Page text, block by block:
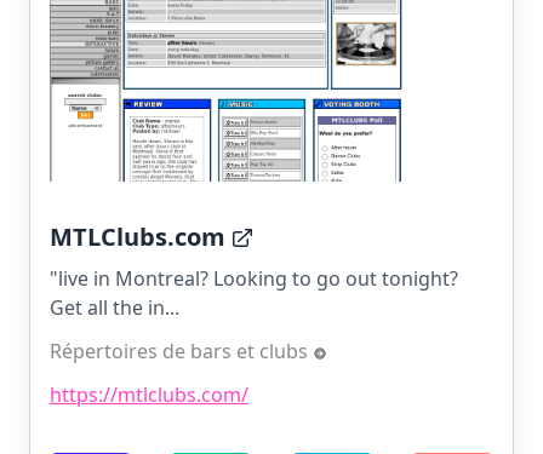
MTLClubs.com
"live in Montreal? Looking to go out tonight?
Get all the in...
Répertoires de bars et clubs
https://mtlclubs.com/